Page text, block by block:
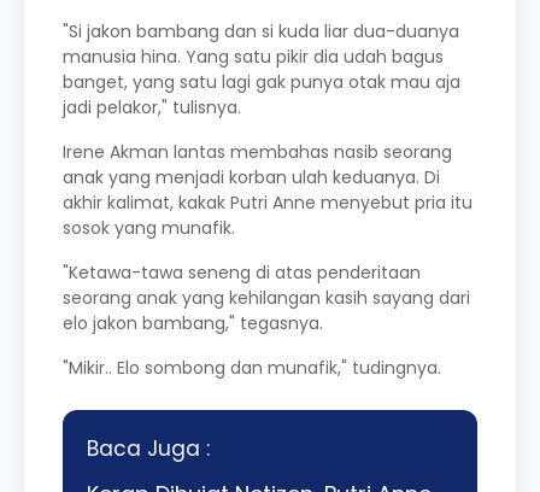
"Si jakon bambang dan si kuda liar dua-duanya
manusia hina. Yang satu pikir dia udah bagus
banget, yang satu lagi gak punya otak mau aja
jadi pelakor," tulisnya.
Irene Akman lantas membahas nasib seorang
anak yang menjadi korban ulah keduanya. Di
akhir kalimat, kakak Putri Anne menyebut pria itu
sosok yang munafik.
"Ketawa-tawa seneng di atas penderitaan
seorang anak yang kehilangan kasih sayang dari
elo jakon bambang," tegasnya.
"Mikir.. Elo sombong dan munafik," tudingnya.
Baca Juga :